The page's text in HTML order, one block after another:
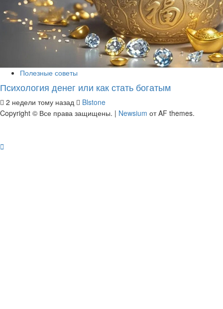
Полезные советы
Психология денег или как стать богатым
2 недели тому назад
Blstone
Copyright © Все права защищены. | Newsium от AF themes.